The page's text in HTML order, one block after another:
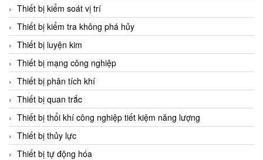
Clage
Clake Fololo
Clark Cooper
CMC Ventilazione
Coax Valves Inc
Codel
Cofimco
Coltraco
Comat Releco
Thiết bị kiểm soát vị trí
Thiết bị kiểm tra không phá hủy
Thiết bị luyện kim
Thiết bị mạng công nghiệp
Thiết bị phân tích khí
Thiết bị quan trắc
Thiết bị thổi khí công nghiệp tiết kiệm năng lượng
Thiết bị thủy lực
Thiết bị tự động hóa